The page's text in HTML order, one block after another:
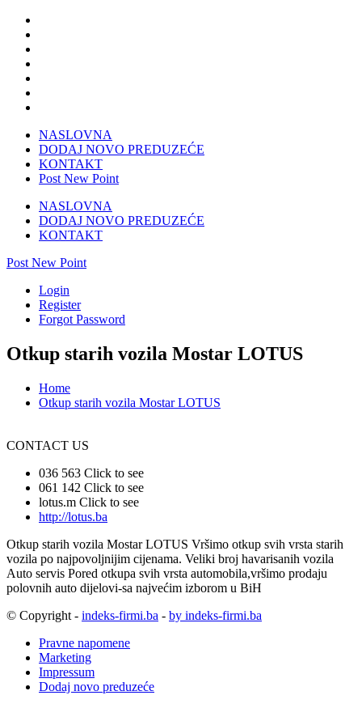
NASLOVNA
DODAJ NOVO PREDUZEĆE
KONTAKT
Post New Point
NASLOVNA
DODAJ NOVO PREDUZEĆE
KONTAKT
Post New Point
Login
Register
Forgot Password
Otkup starih vozila Mostar LOTUS
Home
Otkup starih vozila Mostar LOTUS
CONTACT US
036 563 Click to see
061 142 Click to see
lotus.m Click to see
http://lotus.ba
Otkup starih vozila Mostar LOTUS Vršimo otkup svih vrsta starih
vozila po najpovoljnijim cijenama. Veliki broj havarisanih vozila
Auto servis Pored otkupa svih vrsta automobila,vršimo prodaju
polovnih auto dijelovi-sa najvećim izborom u BiH
© Copyright - indeks-firmi.ba - by indeks-firmi.ba
Pravne napomene
Marketing
Impressum
Dodaj novo preduzeće